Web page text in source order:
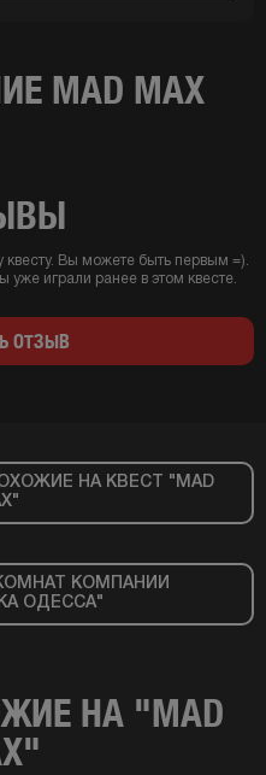
MAD MAX
Вы можете быть первым =).
уже играли ранее в этом квесте.
ОТЗЫВ
НА КВЕСТ "MAD
КОМПАНИИ
ОДЕССА"
НА "MAD